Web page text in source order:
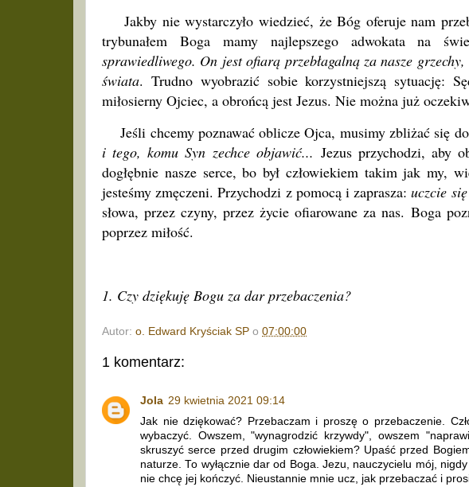
Jakby nie wystarczyło wiedzieć, że Bóg oferuje nam
trybunałem Boga mamy najlepszego adwokata na
sprawiedliwego. On jest ofiarą przebłagalną za nasze
świata. Trudno wyobrazić sobie korzystniejszą sytuację:
miłosierny Ojciec, a obrońcą jest Jezus. Nie można już
Jeśli chcemy poznawać oblicze Ojca, musimy zbliżać się
i tego, komu Syn zechce objawić... Jezus przychodzi, aby
dogłębnie nasze serce, bo był człowiekiem takim jak my,
jesteśmy zmęczeni. Przychodzi z pomocą i zaprasza:uczcie
słowa, przez czyny, przez życie ofiarowane za nas. Boga
poprzez miłość.
1. Czy dziękuję Bogu za dar przebaczenia?
Autor: o. Edward Kryściak SP o 07:00:00
1 komentarz:
Jola 29 kwietnia 2021 09:14
Jak nie dziękować? Przebaczam i proszę o przebaczenie.
wybaczyć. Owszem, "wynagrodzić krzywdy", owszem
skruszyć serce przed drugim człowiekiem? Upaść przed
naturze. To wyłącznie dar od Boga. Jezu, nauczycielu mój,
nie chcę jej kończyć. Nieustannie mnie ucz, jak przebaczać i